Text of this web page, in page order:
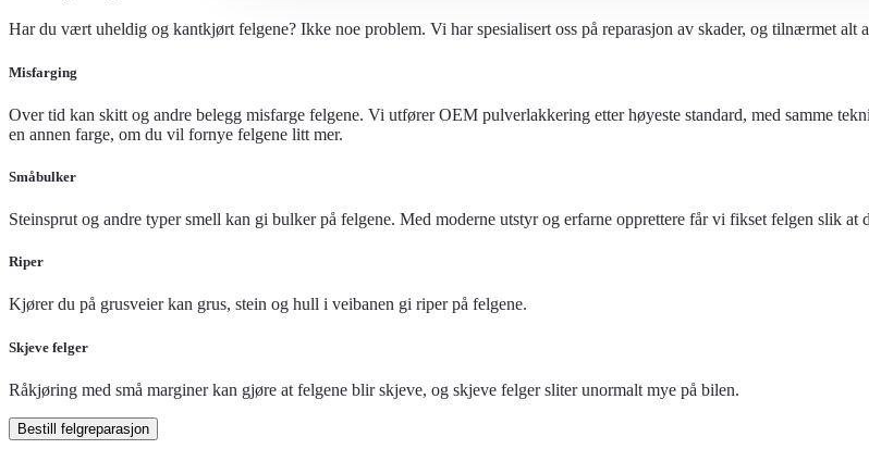
Har du vært uheldig og kantkjørt felgene? Ikke noe problem. Vi har spesialisert oss på reparasjon av skader, og tilnærmet alt
Misfarging
Over tid kan skitt og andre belegg misfarge felgene. Vi utfører OEM pulverlakkering etter høyeste standard, med samme
en annen farge, om du vil fornye felgene litt mer.
Småbulker
Steinsprut og andre typer smell kan gi bulker på felgene. Med moderne utstyr og erfarne opprettere får vi fikset felgen slik at
Riper
Kjører du på grusveier kan grus, stein og hull i veibanen gi riper på felgene.
Skjeve felger
Råkjøring med små marginer kan gjøre at felgene blir skjeve, og skjeve felger sliter unormalt mye på bilen.
Bestill felgreparasjon